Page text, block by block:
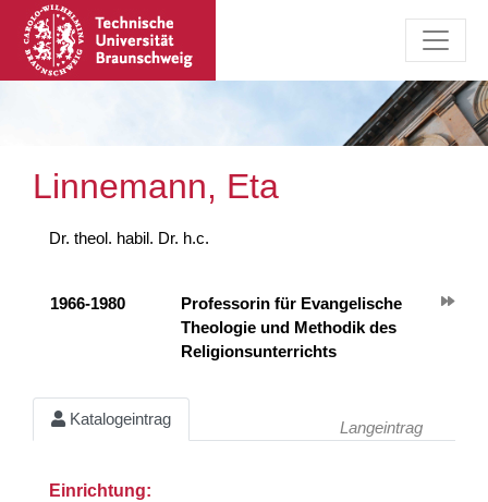
Linnemann, Eta
Dr. theol. habil. Dr. h.c.
1966-1980
Professorin für Evangelische
Theologie und Methodik des
Religionsunterrichts
Katalogeintrag Langeintrag
Einrichtung: